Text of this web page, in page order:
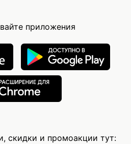
приложения
скидки и промоакции тут: